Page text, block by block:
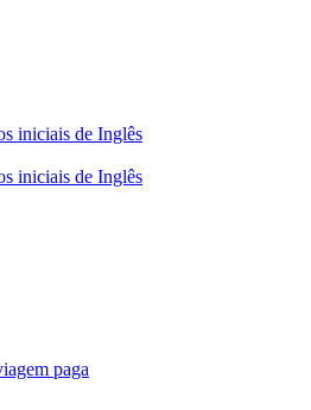
iniciais de Inglês
iniciais de Inglês
paga